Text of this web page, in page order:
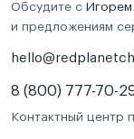
Обсудите с
и предложениям
8 (800) 777-70-
Контактный центр